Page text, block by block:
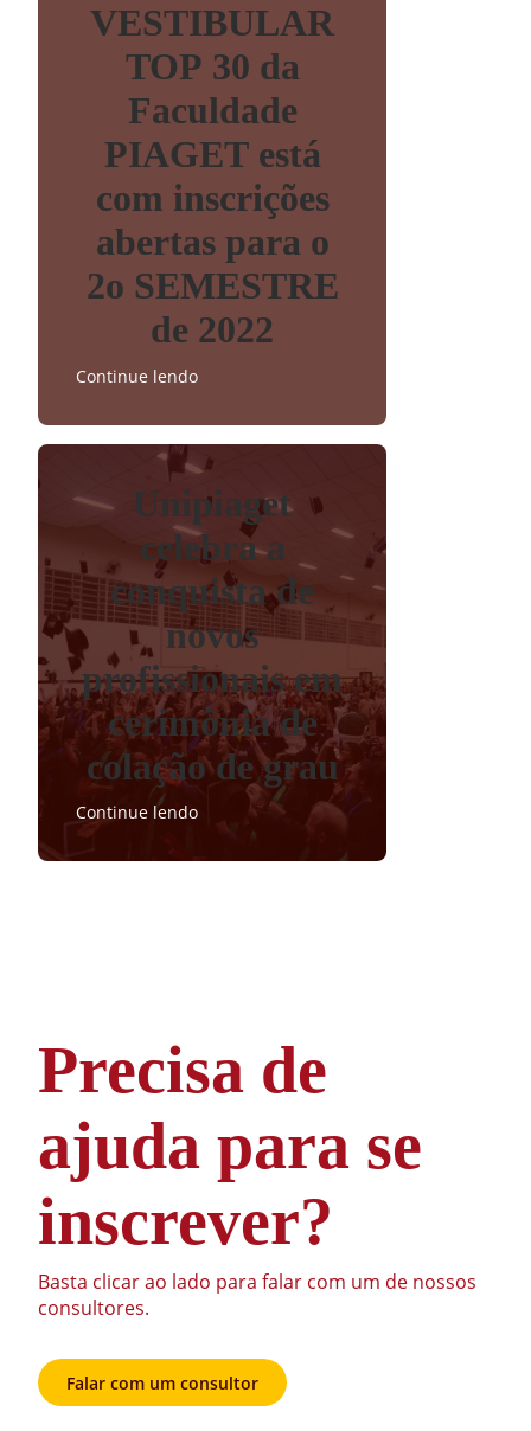
VESTIBULAR
TOP 30 da
Faculdade
PIAGET está
com inscrições
abertas para o
2o SEMESTRE
de 2022
Continue lendo
Unipiaget
celebra a
conquista de
novos
profissionais em
cerimônia de
colação de grau
Continue lendo
Precisa de
ajuda para se
inscrever?
Basta clicar ao lado para falar com um de nossos
consultores.
Falar com um consultor